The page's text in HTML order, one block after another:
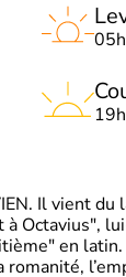
Il vient du
Octavius",
en
romanité,